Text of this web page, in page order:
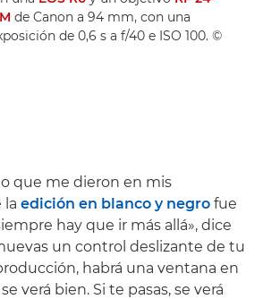
de Canon a 94 mm, con una
de 0,6 s a f/40 e ISO 100. ©
que me dieron en mis
la edición en blanco y negro fue
hay que ir más allá», dice
un control deslizante de tu
habrá una ventana en
verá bien. Si te pasas, se verá